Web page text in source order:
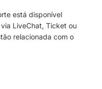
está disponível
LiveChat, Ticket ou
relacionada com o